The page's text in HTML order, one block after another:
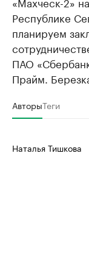
Республике
планируем
ПАО
Прайм.
АвторыТеги
Наталья Тишкова